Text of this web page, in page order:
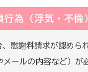
行為（浮気・不倫
慰謝料請求が認め
ールの内容など）